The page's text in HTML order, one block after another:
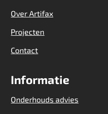
Over Artifax
Projecten
Contact
Informatie
Onderhouds advies